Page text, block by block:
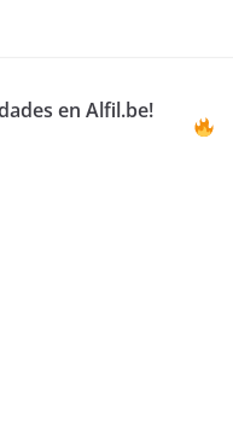
en Alfil.be!